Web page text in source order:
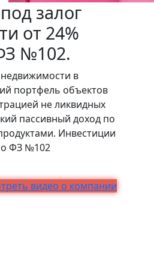
залог
от 24%
№102.
в
портфель объектов
не ликвидных
пассивный доход по
Инвестиции
ФЗ №102
видео о компании